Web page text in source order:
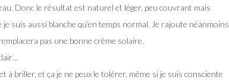
Donc le résultat est naturel et léger, peu couvrant mais
suis aussi blanche qu’en temps normal. Je rajoute néanmoins
pas une bonne crème solaire.
briller, et ça je ne peux le tolérer, même si je suis consciente